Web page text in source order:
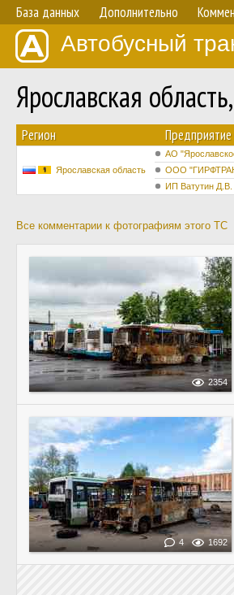
База данных Дополнительно
Автобусный
Ярославская
Регион Предприятие
Ярославская область
АО
ООО
ИП Ватутин Д.В.
Все комментарии к фотографиям этого ТС
2354
4 1692